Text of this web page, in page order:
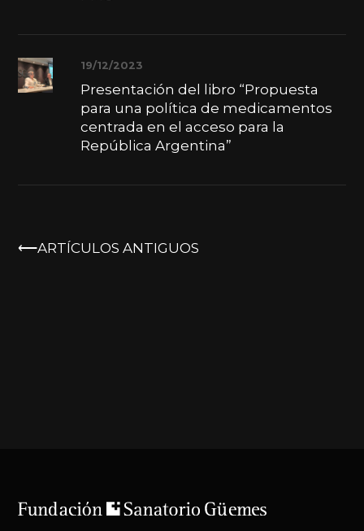
19/12/2023
Presentación del libro “Propuesta
para una política de medicamentos
centrada en el acceso para la
República Argentina”
NAVEGACIÓN
ARTÍCULOS ANTIGUOS